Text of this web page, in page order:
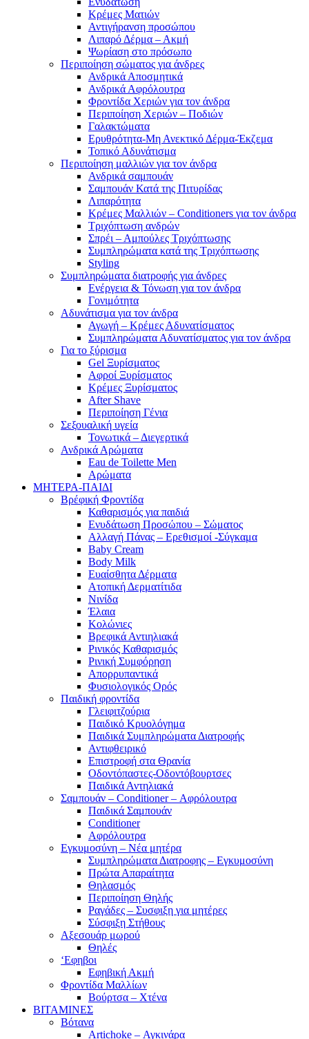
Κρέμες Ματιών
Αντιγήρανση προσώπου
Λιπαρό Δέρμα – Ακμή
Ψωρίαση στο πρόσωπο
Περιποίηση σώματος για άνδρες
Ανδρικά Αποσμητικά
Ανδρικά Αφρόλουτρα
Φροντίδα Χεριών για τον άνδρα
Περιποίηση Χεριών – Ποδιών
Γαλακτώματα
Ερυθρότητα-Μη Ανεκτικό Δέρμα-Έκζεμα
Τοπικό Αδυνάτισμα
Περιποίηση μαλλιών για τον άνδρα
Ανδρικά σαμπουάν
Σαμπουάν Κατά της Πιτυρίδας
Λιπαρότητα
Κρέμες Μαλλιών – Conditioners για τον άνδρα
Τριχόπτωση ανδρών
Σπρέι – Αμπούλες Τριχόπτωσης
Συμπληρώματα κατά της Τριχόπτωσης
Styling
Συμπληρώματα διατροφής για άνδρες
Ενέργεια & Τόνωση για τον άνδρα
Γονιμότητα
Αδυνάτισμα για τον άνδρα
Αγωγή – Κρέμες Αδυνατίσματος
Συμπληρώματα Αδυνατίσματος για τον άνδρα
Για το ξύρισμα
Gel Ξυρίσματος
Αφροί Ξυρίσματος
Κρέμες Ξυρίσματος
After Shave
Περιποίηση Γένια
Σεξουαλική υγεία
Τονωτικά – Διεγερτικά
Ανδρικά Αρώματα
Eau de Toilette Men
Αρώματα
ΜΗΤΕΡΑ-ΠΑΙΔΙ
Βρέφική Φροντίδα
Καθαρισμός για παιδιά
Ενυδάτωση Προσώπου – Σώματος
Αλλαγή Πάνας – Ερεθισμοί -Σύγκαμα
Baby Cream
Body Milk
Ευαίσθητα Δέρματα
Ατοπική Δερματίτιδα
Νινίδα
Έλαια
Κολώνιες
Βρεφικά Αντιηλιακά
Ρινικός Καθαρισμός
Ρινική Συμφόρηση
Απορρυπαντικά
Φυσιολογικός Ορός
Παιδική φροντίδα
Γλειφιτζούρια
Παιδικό Κρυολόγημα
Παιδικά Συμπληρώματα Διατροφής
Αντιφθειρικό
Επιστροφή στα Θρανία
Οδοντόπαστες-Οδοντόβουρτσες
Παιδικά Αντηλιακά
Σαμπουάν – Conditioner – Αφρόλουτρα
Παιδικά Σαμπουάν
Conditioner
Αφρόλουτρα
Εγκυμοσύνη – Νέα μητέρα
Συμπληρώματα Διατροφης – Εγκυμοσύνη
Πρώτα Απαραίτητα
Θηλασμός
Περιποίηση Θηλής
Ραγάδες – Συσφιξη για μητέρες
Σύσφιξη Στήθους
Αξεσουάρ μωρού
Θηλές
‘Εφηβοι
Εφηβική Ακμή
Φροντίδα Μαλλίων
Βούρτσα – Χτένα
ΒΙΤΑΜΙΝΕΣ
Βότανα
Artichoke – Αγκινάρα